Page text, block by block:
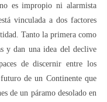
es impropio ni alarmista
vinculada a dos factores
Tanto la primera como
y dan una idea del declive
de discernir entre los
de un Continente que
de un páramo desolado en